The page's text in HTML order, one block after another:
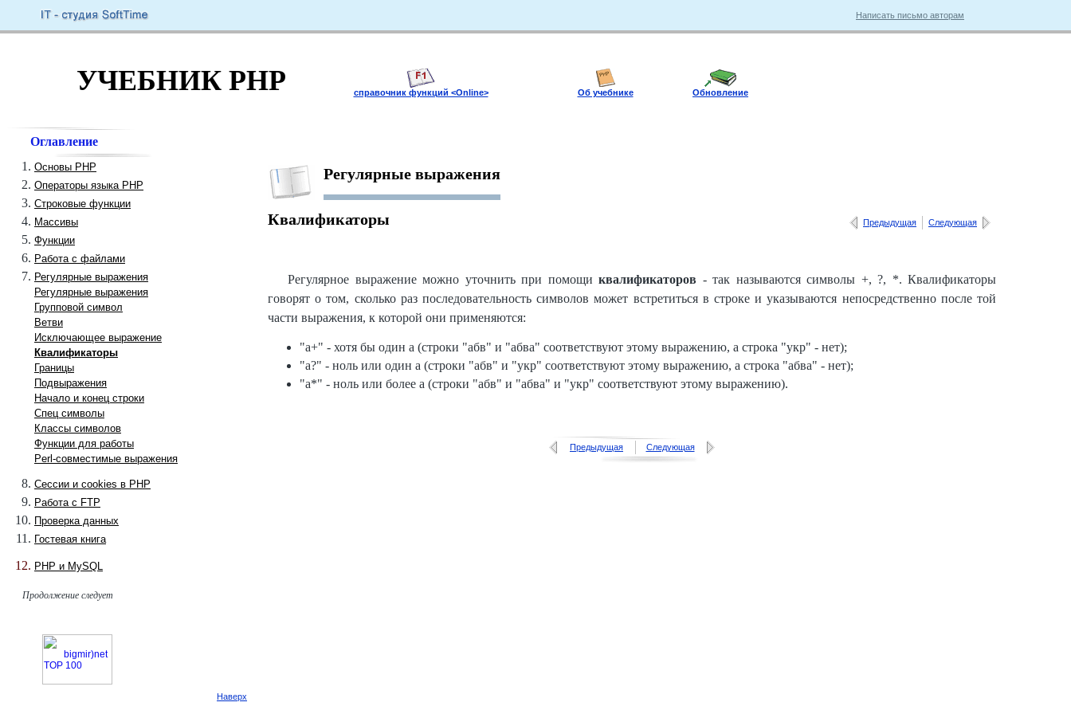
Написать письмо авторам
УЧЕБНИК PHP справочник функций <Оnline> Об учебнике Обновление
Оглавление
Основы PHP
Операторы языка PHP
Строковые функции
Массивы
Функции
Работа с файлами
Регулярные выражения
Регулярные выражения
Групповой символ
Ветви
Исключающее выражение
Квалификаторы
Границы
Подвыражения
Начало и конец строки
Спец символы
Классы символов
Функции для работы
Perl-совместимые выражения
Сессии и cookies в PHP
Работа с FTP
Проверка данных
Гостевая книга
PHP и MySQL
Продолжение следует
Регулярные выражения
Предыдущая Следующая
Квалификаторы
Регулярное выражение можно уточнить при помощи квалификаторов - так называются символы +, ?, *. Квалификаторы
говорят о том, сколько раз последовательность символов может встретиться в строке и указываются непосредственно после той
части выражения, к которой они применяются:
"a+" - хотя бы один а (строки "абв" и "абва" соответствуют этому выражению, а строка "укр" - нет);
"a?" - ноль или один а (строки "абв" и "укр" соответствуют этому выражению, а строка "абва" - нет);
"a*" - ноль или более а (строки "абв" и "абва" и "укр" соответствуют этому выражению).
Предыдущая Следующая
Наверх